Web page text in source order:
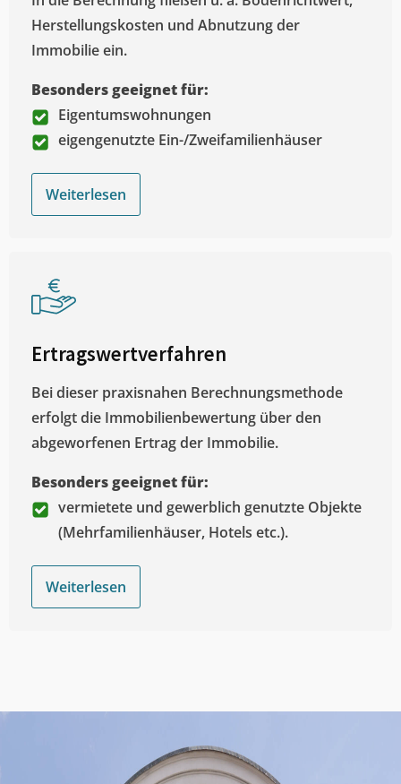
Herstellungskosten und Abnutzung der
Immobilie ein.
Besonders geeignet für:
Eigentumswohnungen
eigengenutzte Ein-/Zweifamilienhäuser
Weiterlesen
Ertragswertverfahren
Bei dieser praxisnahen Berechnungsmethode
erfolgt die Immobilienbewertung über den
abgeworfenen Ertrag der Immobilie.
Besonders geeignet für:
vermietete und gewerblich genutzte Objekte
(Mehrfamilienhäuser, Hotels etc.).
Weiterlesen